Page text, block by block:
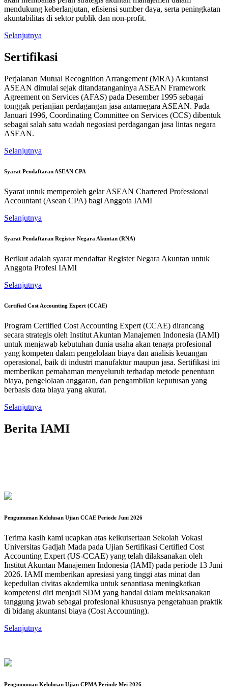
mendukung keberlanjutan, efisiensi sumber daya, serta peningkatan
akuntabilitas di sektor publik dan non-profit.
Selanjutnya
Sertifikasi
Perjalanan Mutual Recognition Arrangement (MRA) Akuntansi
ASEAN dimulai sejak ditandatanganinya ASEAN Framework
Agreement on Services (AFAS) pada Desember 1995 sebagai
tonggak perjanjian perdagangan jasa antarnegara ASEAN. Pada
Januari 1996, Coordinating Committee on Services (CCS) dibentuk
sebagai salah satu wadah negosiasi perdagangan jasa lintas negara
ASEAN.
Selanjutnya
Syarat Pendaftaran ASEAN CPA
Syarat untuk memperoleh gelar ASEAN Chartered Professional
Accountant (Asean CPA) bagi Anggota IAMI
Selanjutnya
Syarat Pendaftaran Register Negara Akuntan (RNA)
Berikut adalah syarat mendaftar Register Negara Akuntan untuk
Anggota Profesi IAMI
Selanjutnya
Certified Cost Accounting Expert (CCAE)
Program Certified Cost Accounting Expert (CCAE) dirancang
secara strategis oleh Institut Akuntan Manajemen Indonesia (IAMI)
untuk menjawab kebutuhan dunia usaha akan tenaga profesional
yang kompeten dalam pengelolaan biaya dan analisis keuangan
operasional, baik di industri manufaktur maupun jasa. Sertifikasi ini
memberikan pemahaman menyeluruh terhadap metode penentuan
biaya, pengelolaan anggaran, dan pengambilan keputusan yang
berbasis data biaya yang akurat.
Selanjutnya
Berita IAMI
Pengumuman Kelulusan Ujian CCAE Periode Juni 2026
Terima kasih kami ucapkan atas keikutsertaan Sekolah Vokasi
Universitas Gadjah Mada pada Ujian Sertifikasi Certified Cost
Accounting Expert (US-CCAE) yang telah dilaksanakan oleh
Institut Akuntan Manajemen Indonesia (IAMI) pada periode 13 Juni
2026. IAMI memberikan apresiasi yang tinggi atas minat dan
kepedulian civitas akademika untuk senantiasa meningkatkan
kompetensi diri menjadi SDM yang handal dalam melaksanakan
tanggung jawab sebagai profesional khususnya pengetahuan praktik
di bidang akuntansi biaya (Cost Accounting).
Selanjutnya
Pengumuman Kelulusan Ujian CPMA Periode Mei 2026